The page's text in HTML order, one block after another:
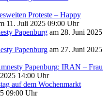
Proteste – Happy
11. Juli 2025 09:00 Uhr
Papenburg am 28. Juni 2025
Papenburg am 27. Juni 2025
Papenburg: IRAN – Frau
14:00 Uhr
auf dem Wochenmarkt
09:00 Uhr